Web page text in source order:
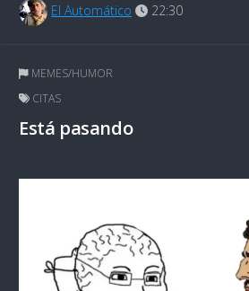
El Automático 22:30
MEMES/HUMOR
CITAS
Está pasando